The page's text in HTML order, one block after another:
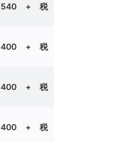
540 + 税
400 + 税
400 + 税
400 + 税